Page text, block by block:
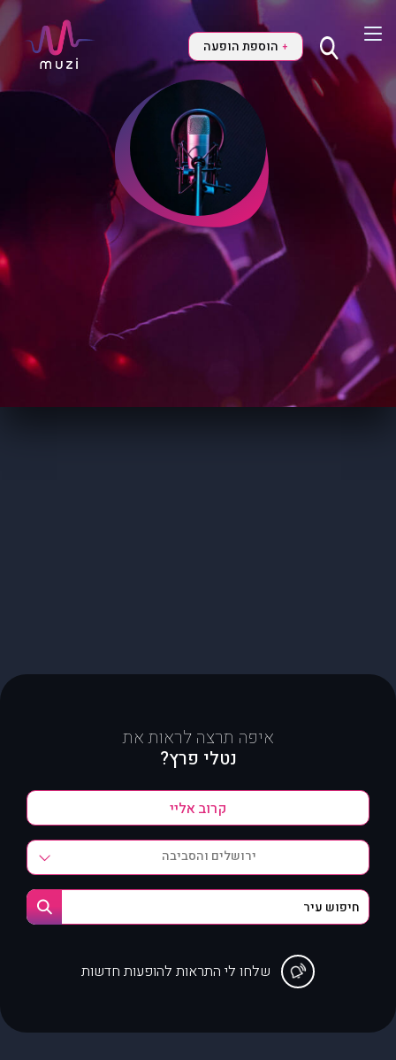
+ הוספת הופעה
איפה תרצה לראות את
נטלי פרץ?
ירושלים והסביבה
שלחו לי התראות להופעות חדשות